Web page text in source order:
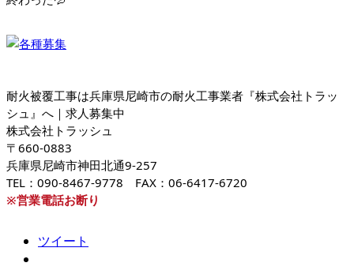
耐火被覆工事は兵庫県尼崎市の耐火工事業者『株式会社トラッ
シュ』へ｜求人募集中
株式会社トラッシュ
〒660-0883
兵庫県尼崎市神田北通9-257
TEL：090-8467-9778 FAX：06-6417-6720
※営業電話お断り
ツイート